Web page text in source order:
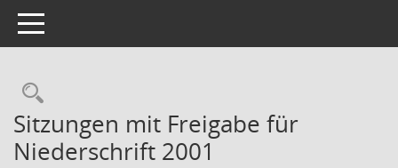
Toggle navigation
Rechercheauswahl
Sitzungen mit Freigabe für
Niederschrift 2001